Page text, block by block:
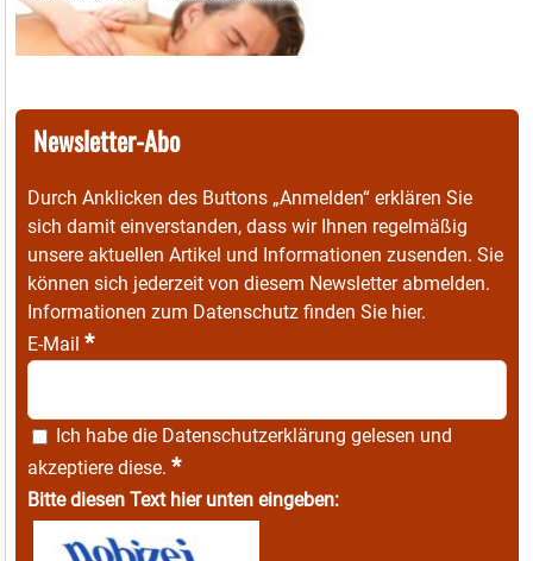
Newsletter-Abo
Durch Anklicken des Buttons „Anmelden“ erklären Sie
sich damit einverstanden, dass wir Ihnen regelmäßig
unsere aktuellen Artikel und Informationen zusenden. Sie
können sich jederzeit von diesem Newsletter abmelden.
Informationen zum Datenschutz finden Sie hier.
E-Mail *
Ich habe die Datenschutzerklärung gelesen und
akzeptiere diese. *
Bitte diesen Text hier unten eingeben: